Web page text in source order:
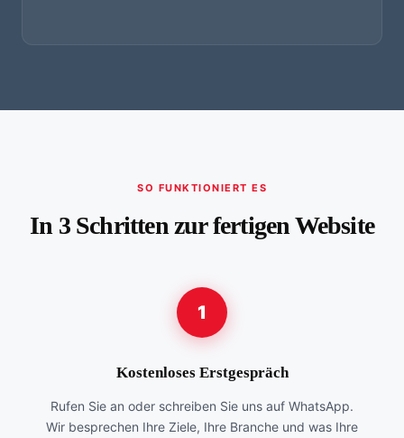
SO FUNKTIONIERT ES
In 3 Schritten zur fertigen Website
1
Kostenloses Erstgespräch
Rufen Sie an oder schreiben Sie uns auf WhatsApp.
Wir besprechen Ihre Ziele, Ihre Branche und was Ihre